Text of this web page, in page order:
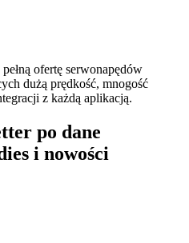
ofertę serwonapędów
dużą prędkość, mnogość
z każdą aplikacją.
po dane
i nowości